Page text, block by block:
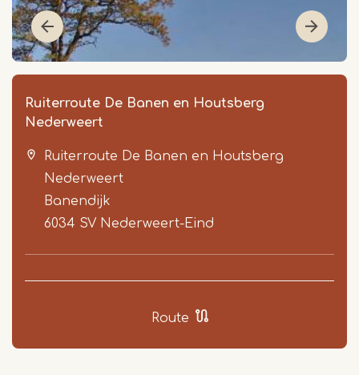
Ruiterroute De Banen en Houtsberg
Nederweert
Ruiterroute De Banen en Houtsberg
Nederweert
Banendijk
6034 SV Nederweert-Eind
Route